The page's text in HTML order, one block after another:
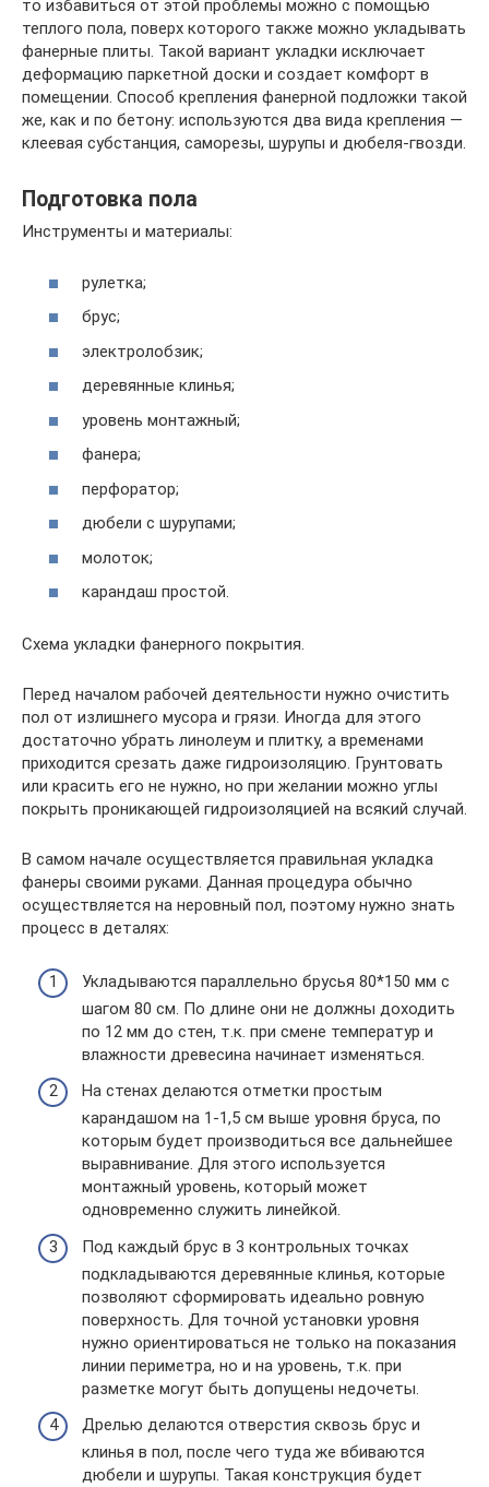
то избавиться от этой проблемы можно с помощью
теплого пола, поверх которого также можно укладывать
фанерные плиты. Такой вариант укладки исключает
деформацию паркетной доски и создает комфорт в
помещении. Способ крепления фанерной подложки такой
же, как и по бетону: используются два вида крепления —
клеевая субстанция, саморезы, шурупы и дюбеля-гвозди.
Подготовка пола
Инструменты и материалы:
рулетка;
брус;
электролобзик;
деревянные клинья;
уровень монтажный;
фанера;
перфоратор;
дюбели с шурупами;
молоток;
карандаш простой.
Схема укладки фанерного покрытия.
Перед началом рабочей деятельности нужно очистить
пол от излишнего мусора и грязи. Иногда для этого
достаточно убрать линолеум и плитку, а временами
приходится срезать даже гидроизоляцию. Грунтовать
или красить его не нужно, но при желании можно углы
покрыть проникающей гидроизоляцией на всякий случай.
В самом начале осуществляется правильная укладка
фанеры своими руками. Данная процедура обычно
осуществляется на неровный пол, поэтому нужно знать
процесс в деталях:
Укладываются параллельно брусья 80*150 мм с
шагом 80 см. По длине они не должны доходить
по 12 мм до стен, т.к. при смене температур и
влажности древесина начинает изменяться.
На стенах делаются отметки простым
карандашом на 1-1,5 см выше уровня бруса, по
которым будет производиться все дальнейшее
выравнивание. Для этого используется
монтажный уровень, который может
одновременно служить линейкой.
Под каждый брус в 3 контрольных точках
подкладываются деревянные клинья, которые
позволяют сформировать идеально ровную
поверхность. Для точной установки уровня
нужно ориентироваться не только на показания
линии периметра, но и на уровень, т.к. при
разметке могут быть допущены недочеты.
Дрелью делаются отверстия сквозь брус и
клинья в пол, после чего туда же вбиваются
дюбели и шурупы. Такая конструкция будет